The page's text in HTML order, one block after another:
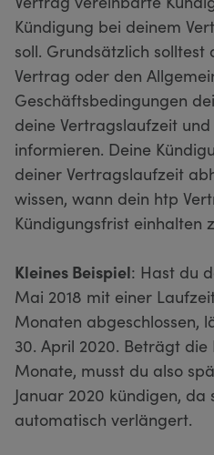
Kündigung bei deinem
soll. Grundsätzlich solltest
Vertrag oder den
Geschäftsbedingungen
deine Vertragslaufzeit
informieren. Deine
deiner Vertragslaufzeit
wissen, wann dein htp
Kündigungsfrist einhalten
Kleines Beispiel: Hast du
Mai 2018 mit einer
Monaten abgeschlossen,
30. April 2020. Beträgt
Monate, musst du also
Januar 2020 kündigen,
automatisch verlängert.